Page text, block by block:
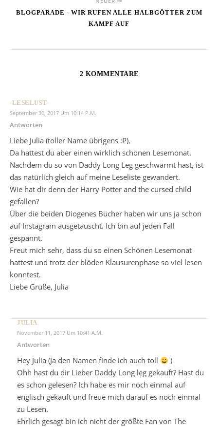
BLOGPARADE - WIR RUFEN ALLE HALBGÖTTER ZUM
KAMPF AUF
2 KOMMENTARE
-LESELUST-
September 30, 2017 Um 10:14 P.m.
Antworten
Liebe Julia (toller Name übrigens :P),
Da hattest du aber einen wirklich schönen Lesemonat.
Nachdem du so von Daddy Long Leg geschwärmt hast, ist
das natürlich gleich auf meine Leseliste gewandert.
Wie hat dir denn der Harry Potter and the cursed child
gefallen?
Über die beiden Diogenes Bücher haben wir uns ja schon
auf Instagram ausgetauscht. Ich bin auf jeden Fall
gespannt.
Freut mich sehr, dass du so einen Schönen Lesemonat
hattest und trotz der blöden Klausurenphase so viel lesen
konntest.
Liebe Grüße, Julia
JULIA
November 11, 2017 Um 10:41 A.m.
Antworten
Hey Julia (Ja den Namen finde ich auch toll
)
Ohh hast du dir Lieber Daddy Long leg gekauft? Hast du
es schon gelesen? Ich habe es mir noch einmal auf
englisch gekauft und freue mich darauf es noch einmal
zu Lesen.
Ehrlich gesagt bin ich nicht der größte Fan von The